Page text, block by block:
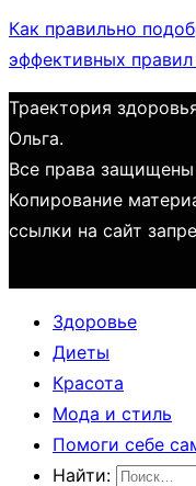
Как правильно
эффективных
Траектория
Ольга.
Все права
Копирование
ссылки на сайт
Здоровье
Диеты
Красота
Мода и стиль
Помоги себе
Найти: